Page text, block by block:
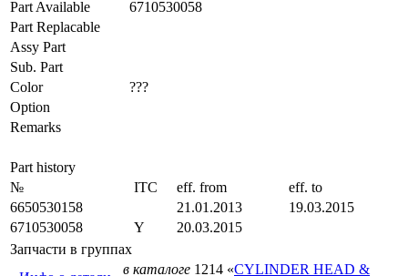
Part Available
6710530058
Part Replacable
Assy Part
Sub. Part
Color
???
Option
Remarks
Part history
№
ITC eff. from
eff. to
6650530158
21.01.2013
19.03.2015
6710530058
Y
20.03.2015
Запчасти в группах
в каталоге 1214 «CYLINDER HEAD &